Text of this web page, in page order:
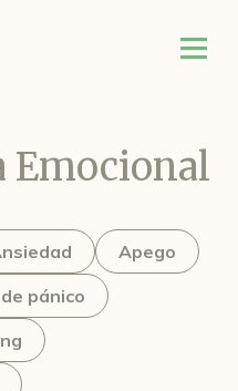
Emocional
Apego
pánico